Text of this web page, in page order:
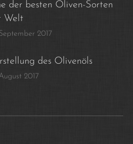
der besten Oliven-Sorten
Welt
2017
des Olivenöls
2017